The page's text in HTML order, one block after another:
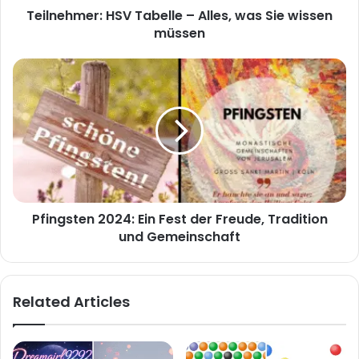
Teilnehmer: HSV Tabelle – Alles, was Sie wissen
müssen
Pfingsten
2024:
Ein
Fest
der
Freude,
Tradition
Gemeinschaft
Pfingsten 2024: Ein Fest der Freude, Tradition
und Gemeinschaft
Related Articles